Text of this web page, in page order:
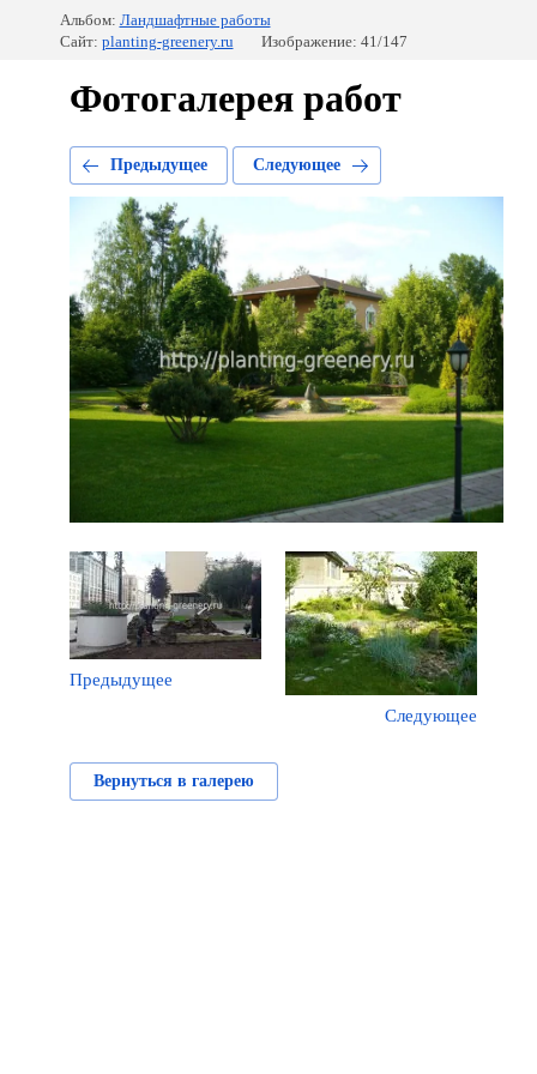
Альбом: Ландшафтные работы
Сайт: planting-greenery.ru Изображение: 41/147
Фотогалерея работ
Предыдущее Следующее
Предыдущее
Следующее
Вернуться в галерею